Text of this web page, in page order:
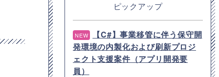
ピックアップ
NEW
【C#】事業移管に伴う保守開
発環境の内製化および刷新プロジ
ェクト支援案件（アプリ開発要
員）